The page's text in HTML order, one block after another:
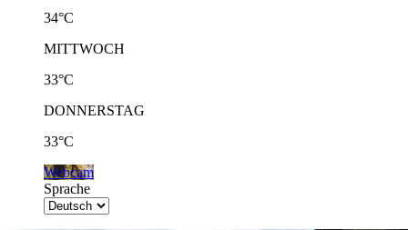
34°C
MITTWOCH
33°C
DONNERSTAG
33°C
Webcam
Sprache